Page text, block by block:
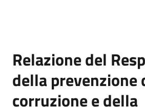
d'Argile
Relazione del
della prevenzione
corruzione e della